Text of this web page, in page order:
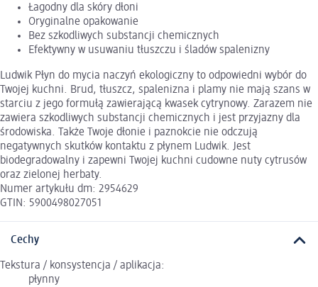
Łagodny dla skóry dłoni
Oryginalne opakowanie
Bez szkodliwych substancji chemicznych
Efektywny w usuwaniu tłuszczu i śladów spalenizny
Ludwik Płyn do mycia naczyń ekologiczny to odpowiedni wybór do
Twojej kuchni. Brud, tłuszcz, spalenizna i plamy nie mają szans w
starciu z jego formułą zawierającą kwasek cytrynowy. Zarazem nie
zawiera szkodliwych substancji chemicznych i jest przyjazny dla
środowiska. Także Twoje dłonie i paznokcie nie odczują
negatywnych skutków kontaktu z płynem Ludwik. Jest
biodegradowalny i zapewni Twojej kuchni cudowne nuty cytrusów
oraz zielonej herbaty.
Numer artykułu dm: 2954629
GTIN: 5900498027051
Cechy
Tekstura / konsystencja / aplikacja:
płynny